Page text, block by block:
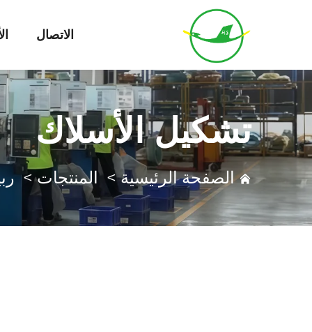
الاتصال
تشكيل الأسلاك
الصفحة الرئيسية>المنتجات>